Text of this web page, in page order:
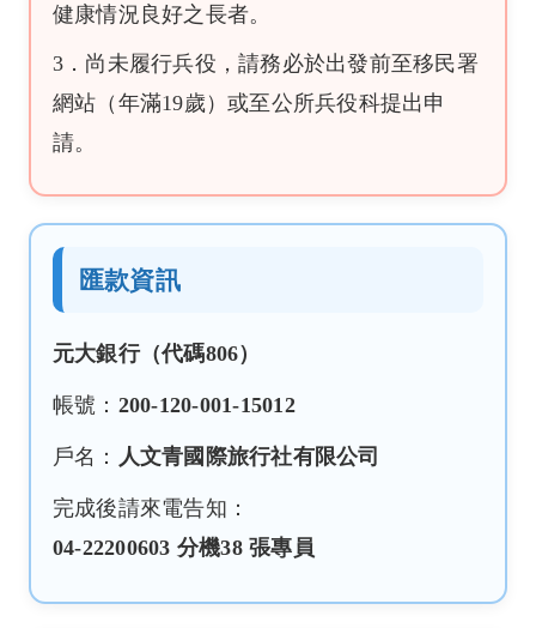
健康情況良好之長者。
3．尚未履行兵役，請務必於出發前至移民署
網站（年滿19歲）或至公所兵役科提出申
請。
匯款資訊
元大銀行（代碼806）
帳號： 200-120-001-15012
戶名： 人文青國際旅行社有限公司
完成後請來電告知：
04-22200603 分機38 張專員